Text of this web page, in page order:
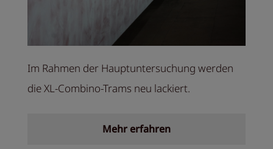
Im Rahmen der Hauptuntersuchung werden
die XL-Combino-Trams neu lackiert.
Mehr erfahren